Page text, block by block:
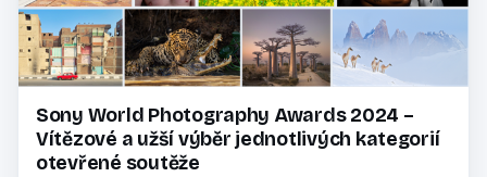
Sony World Photography Awards 2024 –
Vítězové a užší výběr jednotlivých kategorií
otevřené soutěže